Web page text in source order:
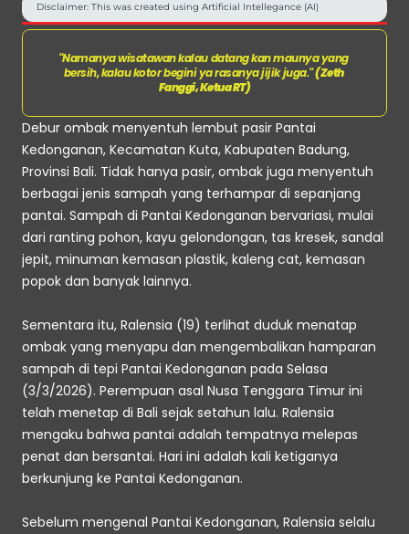
Disclaimer: This was created using Artificial Intellegance (AI)
"Namanya wisatawan kalau datang kan maunya yang
bersih, kalau kotor begini ya rasanya jijik juga." (Zeth
Fanggi, Ketua RT)
Debur ombak menyentuh lembut pasir Pantai
Kedonganan, Kecamatan Kuta, Kabupaten Badung,
Provinsi Bali. Tidak hanya pasir, ombak juga menyentuh
berbagai jenis sampah yang terhampar di sepanjang
pantai. Sampah di Pantai Kedonganan bervariasi, mulai
dari ranting pohon, kayu gelondongan, tas kresek, sandal
jepit, minuman kemasan plastik, kaleng cat, kemasan
popok dan banyak lainnya.
Sementara itu, Ralensia (19) terlihat duduk menatap
ombak yang menyapu dan mengembalikan hamparan
sampah di tepi Pantai Kedonganan pada Selasa
(3/3/2026). Perempuan asal Nusa Tenggara Timur ini
telah menetap di Bali sejak setahun lalu. Ralensia
mengaku bahwa pantai adalah tempatnya melepas
penat dan bersantai. Hari ini adalah kali ketiganya
berkunjung ke Pantai Kedonganan.
Sebelum mengenal Pantai Kedonganan, Ralensia selalu